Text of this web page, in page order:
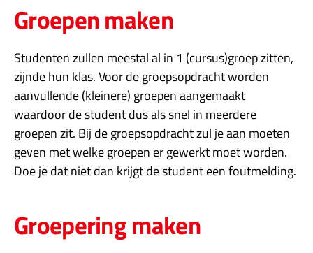
Groepen maken
Studenten zullen meestal al in 1 (cursus)groep zitten,
zijnde hun klas. Voor de groepsopdracht worden
aanvullende (kleinere) groepen aangemaakt
waardoor de student dus als snel in meerdere
groepen zit. Bij de groepsopdracht zul je aan moeten
geven met welke groepen er gewerkt moet worden.
Doe je dat niet dan krijgt de student een foutmelding.
Groepering maken